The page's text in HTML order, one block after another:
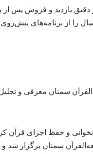
دقیق بازدید و فروش پس از
را از برنامه‌های پیش‌روی
سمنان معرفی و
روانخوانی و حفظ اجزای قرآن
تحت پوشش جامعه‌القرآن سمنان برگزار شد و